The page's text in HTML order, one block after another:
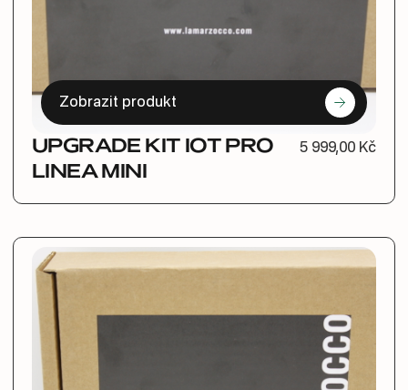
Zobrazit produkt
UPGRADE KIT IOT PRO
LINEA MINI
5 999,00 Kč